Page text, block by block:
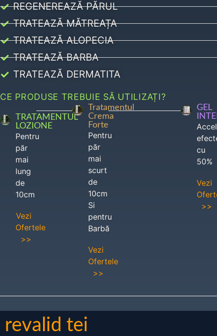
REGENEREAZĂ PĂRUL
TRATEAZĂ MĂTREAȚA
TRATEAZĂ ALOPECIA
TRATEAZĂ BARBA
TRATEAZĂ DERMATITA
CE PRODUSE TREBUIE SĂ UTILIZAȚI?
TRATAMENTUL
LOZIONE
Pentru
păr
mai
lung
de
10cm
Vezi
Ofertele
>>
Tratamentul
Crema
Forte
Pentru
păr
mai
scurt
de
10cm
Si
pentru
Barbă
Vezi
Ofertele
>>
GEL
cu
50%
Vezi
>>
revalid tei